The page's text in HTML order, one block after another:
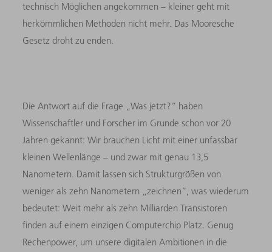
technisch Möglichen angekommen – kleiner geht mit
herkömmlichen Methoden nicht mehr. Das Mooresche
Gesetz droht zu enden.
Die Antwort auf die Frage „Was jetzt?“ haben
Wissenschaftler und Forscher im Grunde schon vor 20
Jahren gekannt: Wir brauchen Licht mit einer unfassbar
kleinen Wellenlänge – und zwar mit genau 13,5
Nanometern. Damit lassen sich Strukturgrößen von
weniger als zehn Nanometern „zeichnen“, was wiederum
bedeutet: Weit mehr als zehn Milliarden Transistoren
finden auf einem einzigen Computerchip Platz. Genug
Rechenpower, um unsere digitalen Ambitionen in die